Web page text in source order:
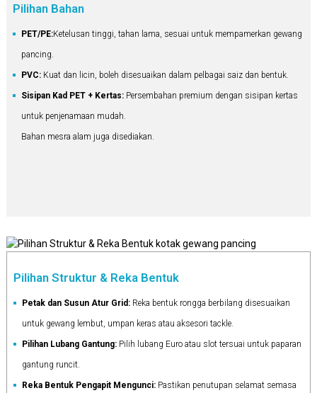
Pilihan Bahan
PET/PE:Ketelusan tinggi, tahan lama, sesuai untuk mempamerkan gewang
pancing.
PVC:Kuat dan licin, boleh disesuaikan dalam pelbagai saiz dan bentuk.
Sisipan Kad PET + Kertas:Persembahan premium dengan sisipan kertas
untuk penjenamaan mudah.
Bahan mesra alam juga disediakan.
Pilihan Struktur & Reka Bentuk
Petak dan Susun Atur Grid:Reka bentuk rongga berbilang disesuaikan
untuk gewang lembut, umpan keras atau aksesori tackle.
Pilihan Lubang Gantung:Pilih lubang Euro atau slot tersuai untuk paparan
gantung runcit.
Reka Bentuk Pengapit Mengunci:Pastikan penutupan selamat semasa